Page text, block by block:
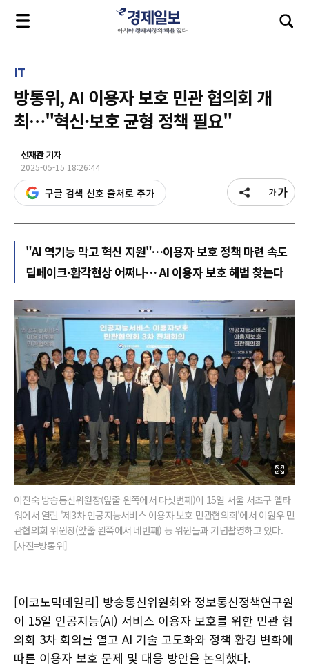
IT
방통위, AI 이용자 보호 민관 협의회 개
최…"혁신·보호 균형 정책 필요"
선재관기자
2025-05-15 18:26:44
구글 검색 선호 출처로 추가
"AI 역기능 막고 혁신 지원"…이용자 보호 정책 마련 속도
딥페이크·환각현상 어쩌나… AI 이용자 보호 해법 찾는다
이진숙 방송통신위원장(앞줄 왼쪽에서 다섯번째)이 15일 서울 서초구 엘타
워에서 열린 '제3차 인공지능서비스 이용자 보호 민관협의회'에서 이원우 민
관협의회 위원장(앞줄 왼쪽에서 네번째) 등 위원들과 기념촬영하고 있다.
[사진=방통위]
[이코노믹데일리] 방송통신위원회와 정보통신정책연구원
이 15일 인공지능(AI) 서비스 이용자 보호를 위한 민관 협
의회 3차 회의를 열고 AI 기술 고도화와 정책 환경 변화에
따른 이용자 보호 문제 및 대응 방안을 논의했다.